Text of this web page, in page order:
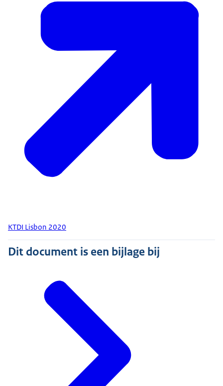
KTDI Lisbon 2020
Dit document is een bijlage bij